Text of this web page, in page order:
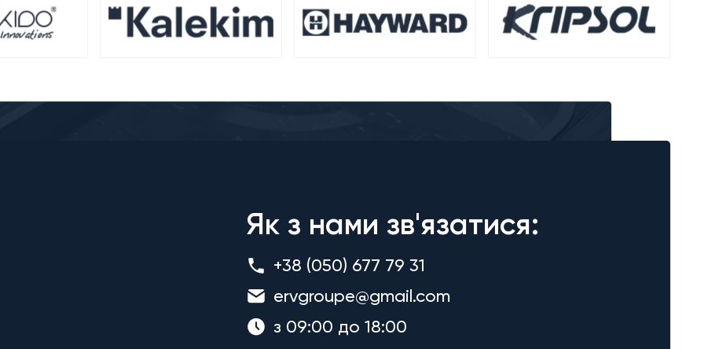
Як з нами зв'язатися:
+38 (050) 677 79 31
ervgroupe@gmail.com
з 09:00 до 18:00